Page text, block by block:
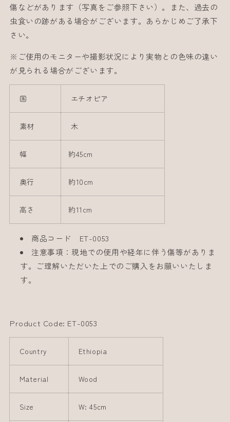
傷などがあります（写真をご参照下さい）。また、過去の
虫食いの跡がある場合がございます。あらかじめご了承下
さい。
※ご使用のモニターや撮影状況により実物との色味の違い
が見られる場合がございます。
国 エチオピア
素材 木
幅 約45cm
奥行 約10cm
高さ 約11cm
商品コード ET-0053
注意事項：現地での使用や経年に伴う傷等がありま
す。ご理解いただいた上でのご購入をお願いいたしま
す。
Product Code: ET-0053
Country Ethiopia
Material Wood
Size W: 45cm